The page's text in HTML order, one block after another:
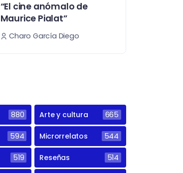
“El cine anómalo de
Maurice Pialat”
Charo García Diego
880 Arte y cultura 665
594 Microrrelatos 544
519 Reseñas 514